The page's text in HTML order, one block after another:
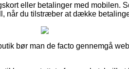
eller betalinger med mobilen.
når du tilstræber at dække
bør man de facto gennemgå